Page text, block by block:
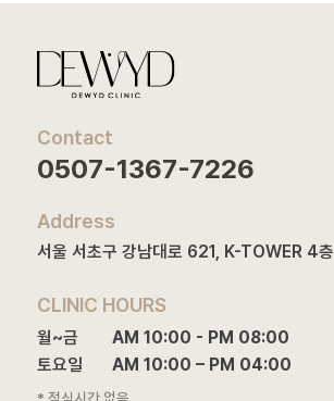
Contact
0507-1367-7226
Address
서울 서초구 강남대로 621, K-TOWER 4층
CLINIC HOURS
월~금
토요일
AM 10:00 - PM 08:00
AM 10:00 – PM 04:00